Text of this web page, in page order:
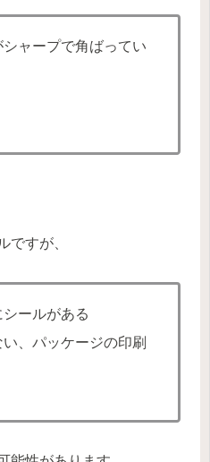
ャープで角ばってい
ですが、
ールがある
、パッケージの印刷